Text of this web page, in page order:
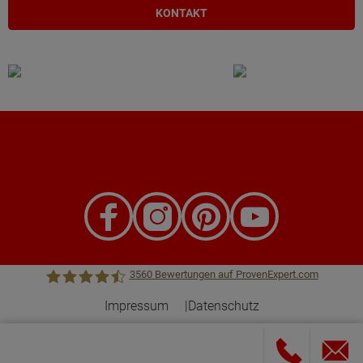
KONTAKT
3560Bewertungen auf ProvenExpert.com
Impressum Datenschutz